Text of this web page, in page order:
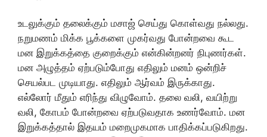
உடலுக்கும் தலைக்கும் மசாஜ் செய்து கொள்வது நல்லது.
நறுமணம் மிக்க பூக்களை முகர்வது போன்றவை கூட
மன இறுக்கத்தை குறைக்கும் என்கின்றனர் நிபுணர்கள்.
மன அழுத்தம் ஏற்படும்போது எதிலும் மனம் ஒன்றிச்
செயல்பட முடியாது. எதிலும் ஆர்வம் இருக்காது.
எல்லோர் மீதும் எரிந்து விழுவோம். தலை வலி, வயிற்று
வலி, கோபம் போன்றவை ஏற்படுவதாக உணர்வோம். மன
இறுக்கத்தால் இதயம் மறைமுகமாக பாதிக்கப்படுகிறது.